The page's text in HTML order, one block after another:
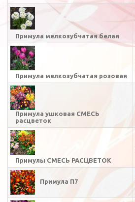
Примула мелкозубчатая белая
Примула мелкозубчатая розовая
Примула ушковая СМЕСЬ
расцветок
Примулы СМЕСЬ РАСЦВЕТОК
Примула П7